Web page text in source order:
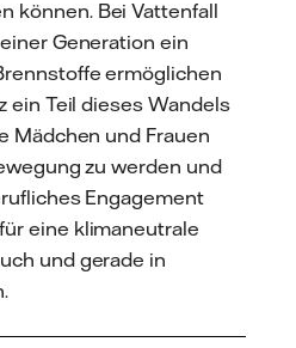
können. Bei Vattenfall
Generation ein
ermöglichen
ein Teil dieses Wandels
Mädchen und Frauen
zu werden und
Engagement
eine klimaneutrale
und gerade in